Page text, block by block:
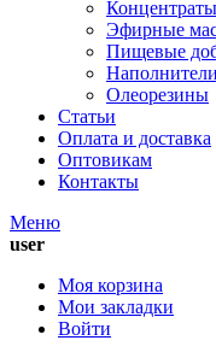
Концентраты
Эфирные
Пищевые
Олеорезины
Статьи
Оплата и доставка
Оптовикам
Контакты
Меню
user
Моя корзина
Мои закладки
Войти